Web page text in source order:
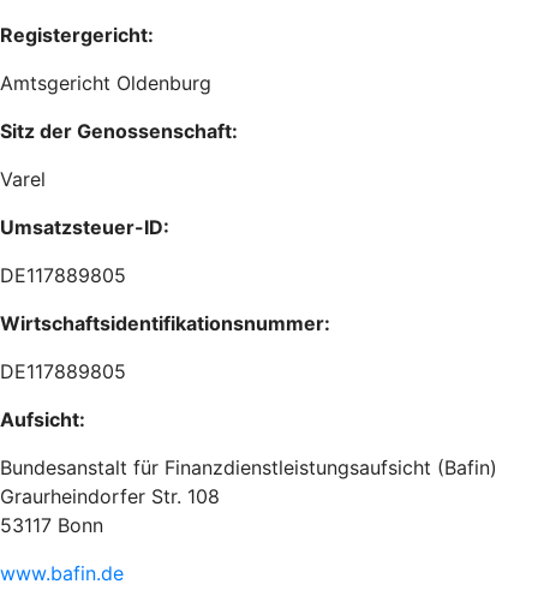
Registergericht:
Amtsgericht Oldenburg
Sitz der Genossenschaft:
Varel
Umsatzsteuer-ID:
DE117889805
Wirtschaftsidentifikationsnummer:
DE117889805
Aufsicht:
Bundesanstalt für Finanzdienstleistungsaufsicht (Bafin)
Graurheindorfer Str. 108
53117 Bonn
www.bafin.de